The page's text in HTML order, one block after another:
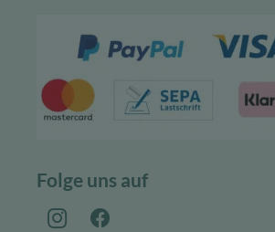
Folge uns auf